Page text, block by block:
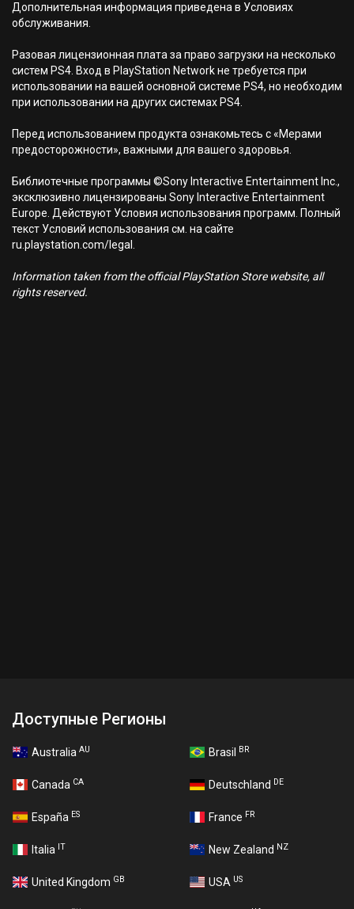
Дополнительная информация приведена в Условиях
обслуживания.
Разовая лицензионная плата за право загрузки на несколько
систем PS4. Вход в PlayStation Network не требуется при
использовании на вашей основной системе PS4, но необходим
при использовании на других системах PS4.
Перед использованием продукта ознакомьтесь с «Мерами
предосторожности», важными для вашего здоровья.
Библиотечные программы ©Sony Interactive Entertainment Inc.,
эксклюзивно лицензированы Sony Interactive Entertainment
Europe. Действуют Условия использования программ. Полный
текст Условий использования см. на сайте
ru.playstation.com/legal.
Information taken from the official PlayStation Store website, all
rights reserved.
Доступные Регионы
Australia AU Brasil BR
Canada CA Deutschland DE
España ES France FR
Italia IT New Zealand NZ
United Kingdom GB USA US